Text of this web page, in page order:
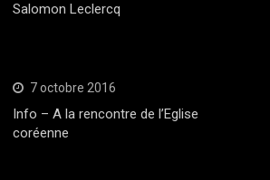
Salomon Leclercq
7 octobre 2016
Info – A la rencontre de l’Eglise
coréenne